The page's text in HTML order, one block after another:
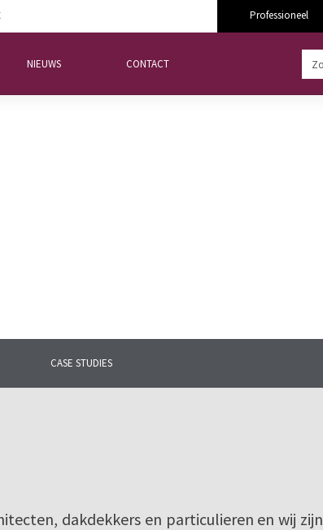
Professioneel
NIEUWS CONTACT
CASE STUDIES
dakdekkers en particulieren en wij zijn